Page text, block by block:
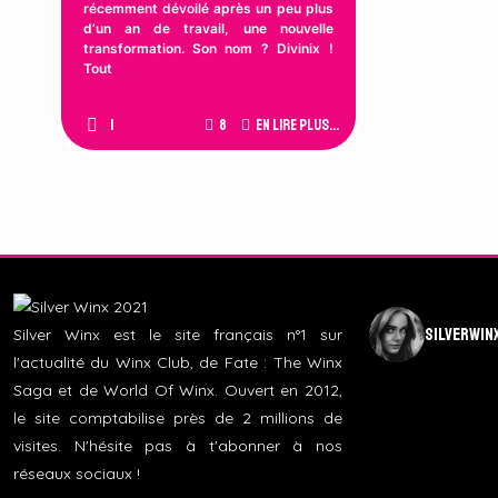
récemment dévoilé après un peu plus
d’un an de travail, une nouvelle
transformation. Son nom ? Divinix !
Tout
1 8 En lire plus...
Silver Winx est le site français n°1 sur
l'actualité du Winx Club, de Fate : The Winx
Saga et de World Of Winx. Ouvert en 2012,
le site comptabilise près de 2 millions de
visites. N'hésite pas à t'abonner à nos
réseaux sociaux !